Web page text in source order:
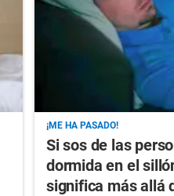
¡ME HA PASADO!
Si sos de las
dormida en el
significa más allá